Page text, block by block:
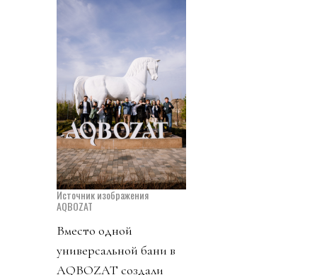
Источник изображения
AQBOZAT
Вместо одной
универсальной бани в
AQBOZAT создали